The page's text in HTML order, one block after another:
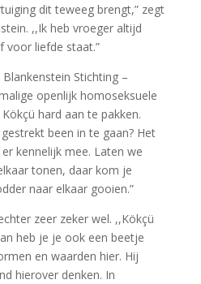
dit teweeg brengt,” zegt
,,Ik heb vroeger altijd
voor liefde staat.”
Stichting –
openlijk homoseksuele
hard aan te pakken.
been in te gaan? Het
kennelijk mee. Laten we
tonen, daar kom je
naar elkaar gooien.”
zeer zeker wel. ,,Kökçü
heb je je ook een beetje
en waarden hier. Hij
hierover denken. In